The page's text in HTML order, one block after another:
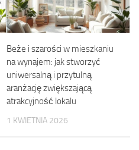
Beże i szarości w mieszkaniu
na wynajem: jak stworzyć
uniwersalną i przytulną
aranżację zwiększającą
atrakcyjność lokalu
1 KWIETNIA 2026